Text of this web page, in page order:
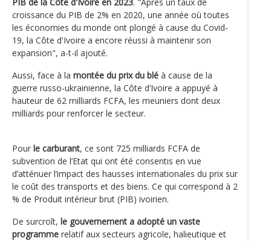
croissance du PIB de 2% en 2020, une année où toutes
les économies du monde ont plongé à cause du Covid-
19, la Côte d'Ivoire a encore réussi à maintenir son
expansion", a-t-il ajouté.
Aussi, face à la montée du prix du blé à cause de la
guerre russo-ukrainienne, la Côte d’Ivoire a appuyé à
hauteur de 62 milliards FCFA, les meuniers dont deux
milliards pour renforcer le secteur.
Pour le carburant, ce sont 725 milliards FCFA de
subvention de l’Etat qui ont été consentis en vue
d’atténuer l’impact des hausses internationales du prix sur
le coût des transports et des biens. Ce qui correspond à 2
% de Produit intérieur brut (PIB) ivoirien.
De surcroît, le gouvernement a adopté un vaste
programme relatif aux secteurs agricole, halieutique et